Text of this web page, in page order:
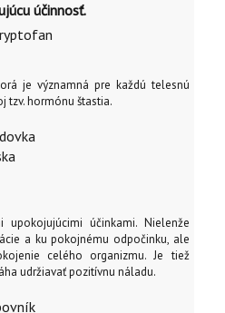
účinnosť.
je významná pre každú telesnú
tzv. hormónu štastia.
upokojujúcimi účinkami. Nielenže
a ku pokojnému odpočinku, ale
celého organizmu. Je tiež
udržiavať pozitívnu náladu.